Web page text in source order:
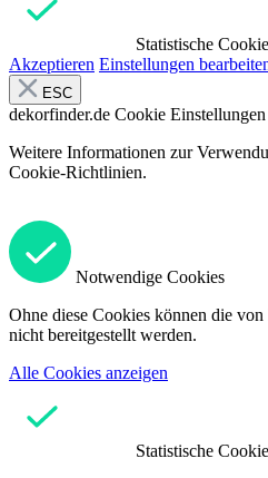
Statistische
Akzeptieren Einstellungen
ESC
dekorfinder.de Cookie Einstellungen
Weitere Informationen zur
Cookie-Richtlinien.
Notwendige Cookies
Ohne diese Cookies können die
nicht bereitgestellt werden.
Alle Cookies anzeigen
Statistische